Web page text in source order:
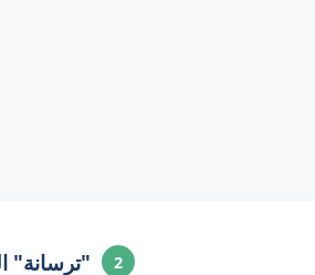
2 "ترسانة"